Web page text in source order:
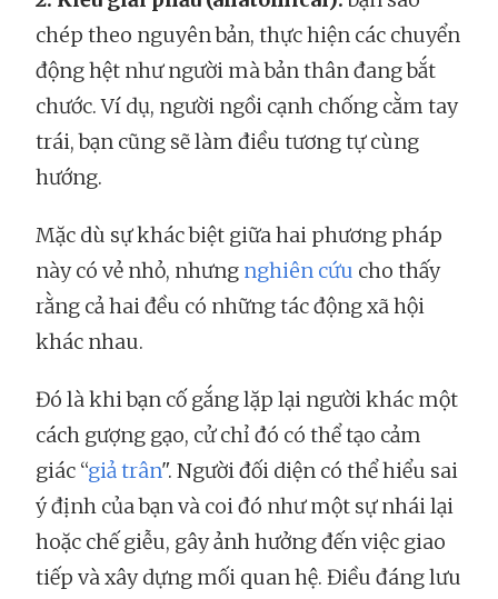
chép theo nguyên bản, thực hiện các chuyển
động hệt như người mà bản thân đang bắt
chước. Ví dụ, người ngồi cạnh chống cằm tay
trái, bạn cũng sẽ làm điều tương tự cùng
hướng.
Mặc dù sự khác biệt giữa hai phương pháp
này có vẻ nhỏ, nhưng nghiên cứu cho thấy
rằng cả hai đều có những tác động xã hội
khác nhau.
Đó là khi bạn cố gắng lặp lại người khác một
cách gượng gạo, cử chỉ đó có thể tạo cảm
giác “giả trân". Người đối diện có thể hiểu sai
ý định của bạn và coi đó như một sự nhái lại
hoặc chế giễu, gây ảnh hưởng đến việc giao
tiếp và xây dựng mối quan hệ. Điều đáng lưu